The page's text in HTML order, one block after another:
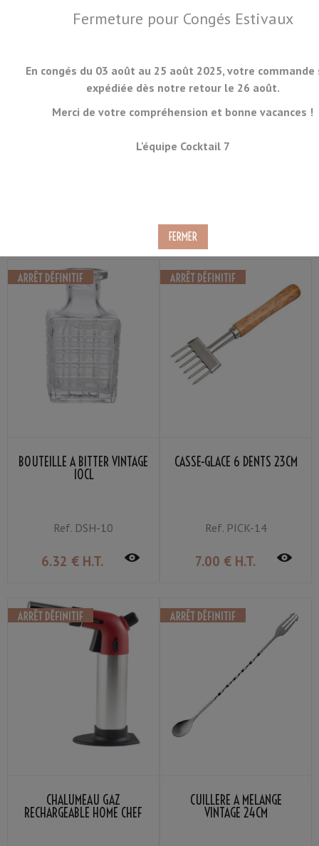
MENU
Fermeture pour Congés Estivaux
En congés du 03 août au 25 août 2025, votre commande
expédiée dès notre retour le 26 août.
Merci de votre compréhension et bonne vacances !
L'équipe Cocktail 7
BOUTEILLE À BITTER VINTAGE
10CL
Ref. DSH-10
6.32 € H.T.
CASSE-GLACE 6 DENTS 23CM
Ref.PICK-14
7.00 € H.T.
CHALUMEAU GAZ
RECHARGEABLE HOME CHEF
CUILLÈRE À MÉLANGE
VINTAGE 24CM